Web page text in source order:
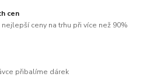
cen
ceny na trhu při více než 90%
přibalíme dárek